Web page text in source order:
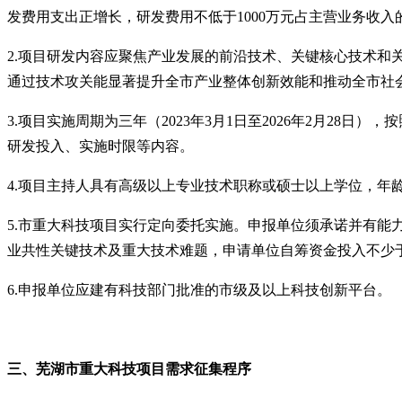
发费用支出正增长，研发费用不低于1000万元占主营业务收
2.项目研发内容应聚焦产业发展的前沿技术、关键核心技术
通过技术攻关能显著提升全市产业整体创新效能和推动全市社
3.项目实施周期为三年（2023年3月1日至2026年2月28日）
研发投入、实施时限等内容。
4.项目主持人具有高级以上专业技术职称或硕士以上学位，年
5.市重大科技项目实行定向委托实施。申报单位须承诺并有
业共性关键技术及重大技术难题，申请单位自筹资金投入不
6.申报单位应建有科技部门批准的市级及以上科技创新平台。
三、芜湖市重大科技项目需求征集程序